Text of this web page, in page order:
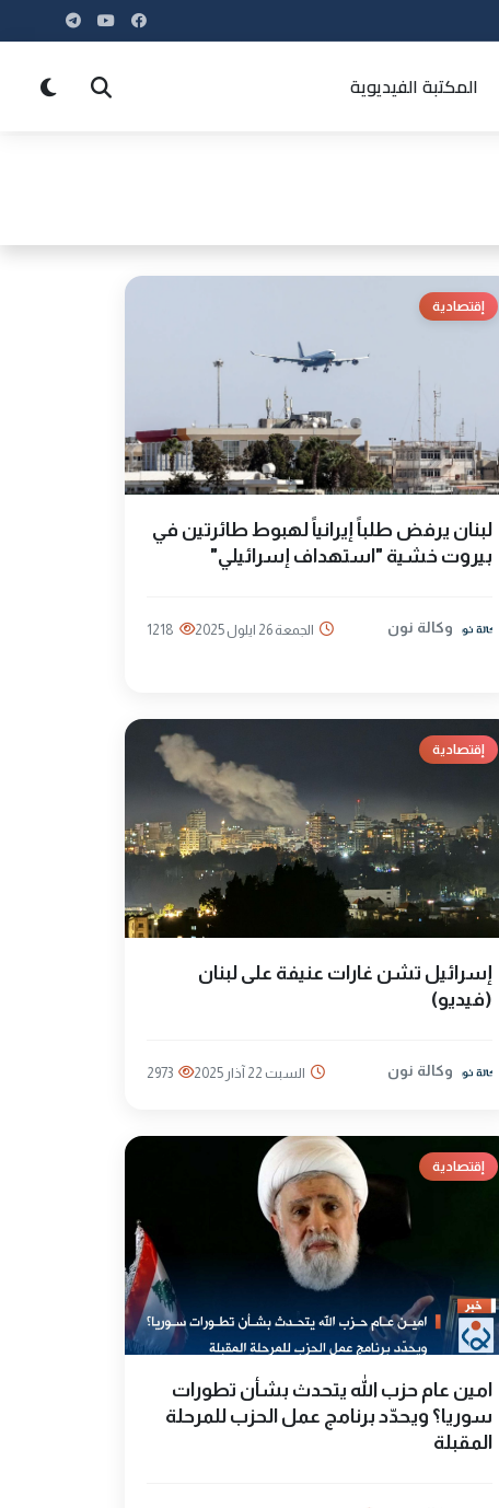
المكتبة الفيديوية
إقتصادية
لبنان يرفض طلباً إيرانياً لهبوط طائرتين في
بيروت خشية "استهداف إسرائيلي"
وكالة نون الجمعة 26 ايلول 2025 1218
إقتصادية
إسرائيل تشن غارات عنيفة على لبنان
(فيديو)
وكالة نون السبت 22 آذار 2025 2973
إقتصادية
امين عام حزب الله يتحدث بشأن تطورات
سوريا؟ ويحدّد برنامج عمل الحزب للمرحلة
المقبلة